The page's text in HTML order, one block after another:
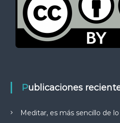
Publicaciones
Meditar, es más sencillo de